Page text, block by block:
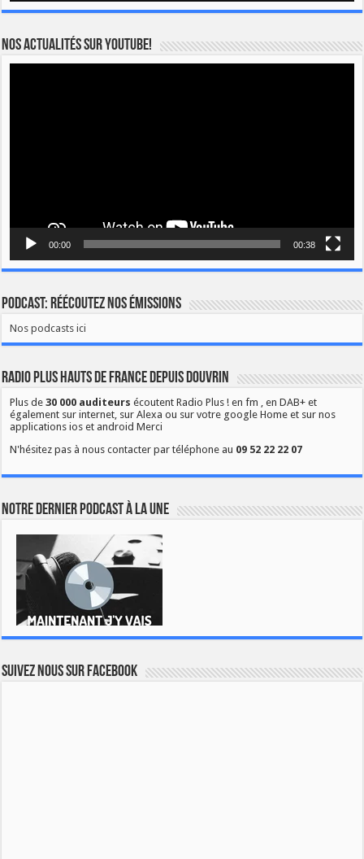
Nos actualités sur YOUTUBE!
00:00 00:38
Podcast: Réécoutez nos émissions
Nos podcasts ici
Radio Plus Hauts de France depuis Douvrin
Plus de30 000 auditeurs écoutent Radio Plus ! en fm , en DAB+ et
également sur internet, sur Alexa ou sur votre google Home et sur nos
applications ios et android Merci
N'hésitez pas à nous contacter par téléphone au 09 52 22 22 07
Notre dernier podcast à la une
Suivez nous sur Facebook